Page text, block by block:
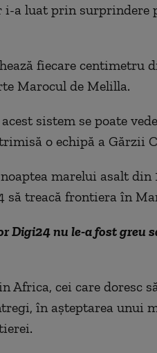
a luat prin surprindere
fiecare centimetru
Marocul de Melilla.
sistem se poate
o echipă a Gărzii
marelui asalt din
să treacă frontiera în
nu le-a fost greu
cei care doresc
în aşteptarea unui